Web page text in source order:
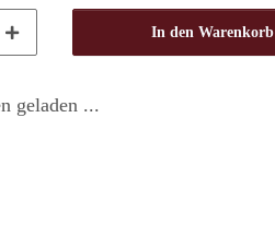
In den Warenkorb
geladen ...